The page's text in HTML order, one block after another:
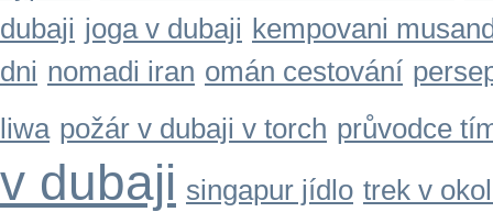
dubaji joga v dubaji kempovani
dni nomadi iran omán cestování
liwa požár v dubaji v torch průvodce
v dubaji singapur jídlo trek v